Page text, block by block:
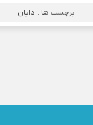
برچسب ها : دایان